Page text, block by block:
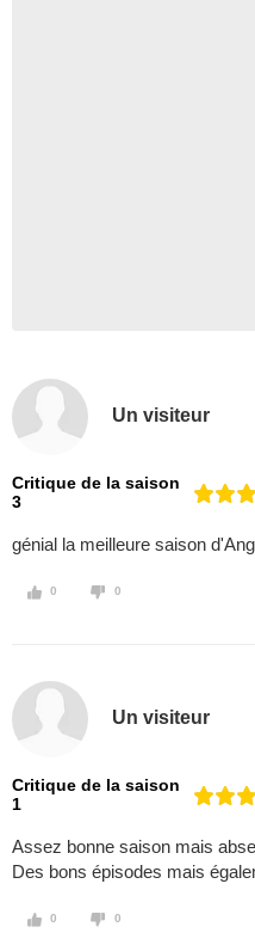
Un visiteur
Critique de la saison
3
génial la meilleure saison
0 0
Un visiteur
Critique de la saison
1
Assez bonne saison mais
Des bons épisodes mais
0 0